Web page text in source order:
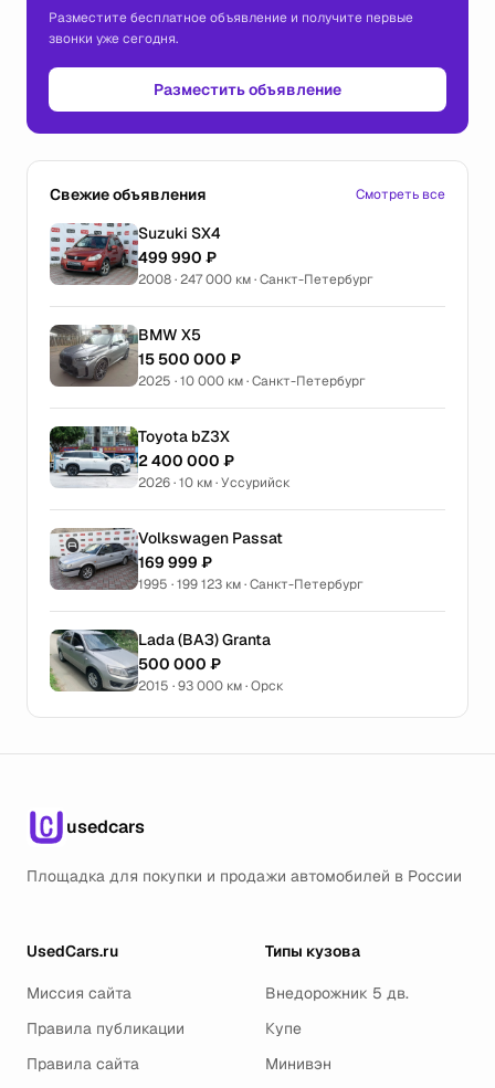
Разместите бесплатное объявление и получите первые
звонки уже сегодня.
Разместить объявление
Свежие объявления Смотреть все
Suzuki SX4
499 990 ₽
2008 · 247 000 км · Санкт-Петербург
BMW X5
15 500 000 ₽
2025 · 10 000 км · Санкт-Петербург
Toyota bZ3X
2 400 000 ₽
2026 · 10 км · Уссурийск
Volkswagen Passat
169 999 ₽
1995 · 199 123 км · Санкт-Петербург
Lada (ВАЗ) Granta
500 000 ₽
2015 · 93 000 км · Орск
usedcars
Площадка для покупки и продажи автомобилей в России
UsedCars.ru
Миссия сайта
Правила публикации
Правила сайта
Типы кузова
Внедорожник 5 дв.
Купе
Минивэн